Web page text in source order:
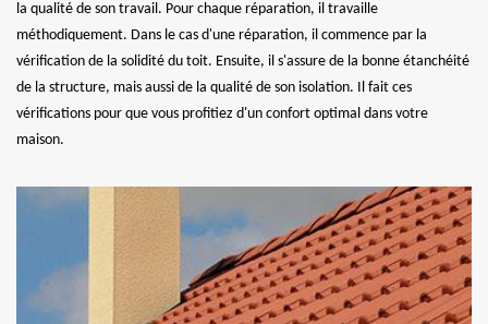
la qualité de son travail. Pour chaque réparation, il travaille
méthodiquement. Dans le cas d'une réparation, il commence par la
vérification de la solidité du toit. Ensuite, il s'assure de la bonne étanchéité
de la structure, mais aussi de la qualité de son isolation. Il fait ces
vérifications pour que vous profitiez d'un confort optimal dans votre
maison.